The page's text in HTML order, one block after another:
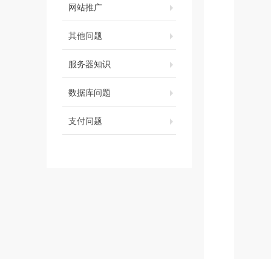
网站推广
其他问题
服务器知识
数据库问题
支付问题